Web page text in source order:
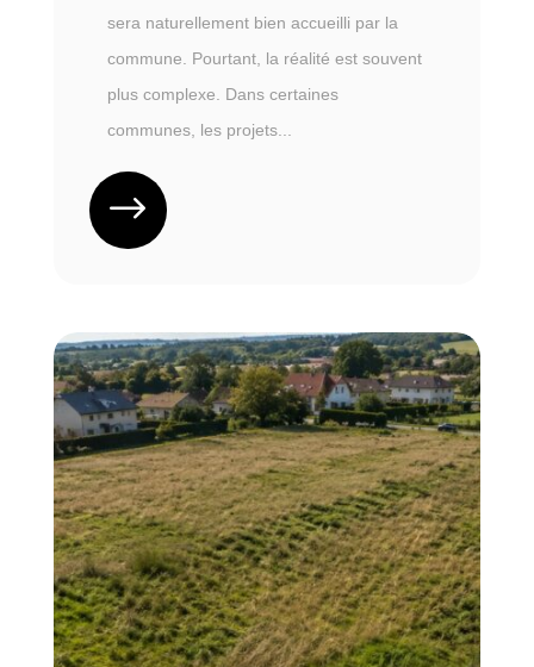
sera naturellement bien accueilli par la
commune. Pourtant, la réalité est souvent
plus complexe. Dans certaines
communes, les projets...